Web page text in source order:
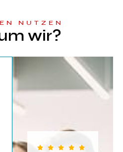
NUTZEN
wir?